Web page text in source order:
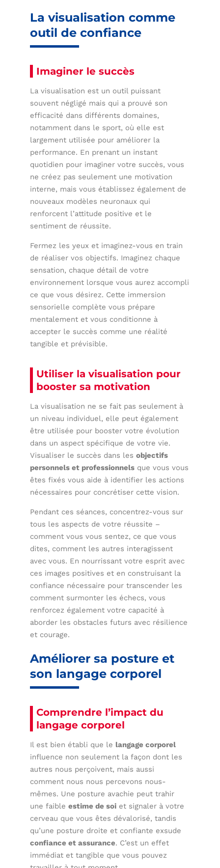
La visualisation comme
outil de confiance
Imaginer le succès
La visualisation est un outil puissant
souvent négligé mais qui a prouvé son
efficacité dans différents domaines,
notamment dans le sport, où elle est
largement utilisée pour améliorer la
performance. En prenant un instant
quotidien pour imaginer votre succès, vous
ne créez pas seulement une motivation
interne, mais vous établissez également de
nouveaux modèles neuronaux qui
renforcent l’attitude positive et le
sentiment de réussite.
Fermez les yeux et imaginez-vous en train
de réaliser vos objectifs. Imaginez chaque
sensation, chaque détail de votre
environnement lorsque vous aurez accompli
ce que vous désirez. Cette immersion
sensorielle complète vous prépare
mentalement et vous conditionne à
accepter le succès comme une réalité
tangible et prévisible.
Utiliser la visualisation pour
booster sa motivation
La visualisation ne se fait pas seulement à
un niveau individuel, elle peut également
être utilisée pour booster votre évolution
dans un aspect spécifique de votre vie.
Visualiser le succès dans lesobjectifs
personnels et professionnels que vous vous
êtes fixés vous aide à identifier les actions
nécessaires pour concrétiser cette vision.
Pendant ces séances, concentrez-vous sur
tous les aspects de votre réussite –
comment vous vous sentez, ce que vous
dites, comment les autres interagissent
avec vous. En nourrissant votre esprit avec
ces images positives et en construisant la
confiance nécessaire pour transcender les
comment surmonter les échecs, vous
renforcez également votre capacité à
aborder les obstacles futurs avec résilience
et courage.
Améliorer sa posture et
son langage corporel
Comprendre l’impact du
langage corporel
Il est bien établi que le langage corporel
influence non seulement la façon dont les
autres nous perçoivent, mais aussi
comment nous nous percevons nous-
mêmes. Une posture avachie peut trahir
une faibleestime de soi et signaler à votre
cerveau que vous êtes dévalorisé, tandis
qu’une posture droite et confiante exsude
confiance et assurance. C’est un effet
immédiat et tangible que vous pouvez